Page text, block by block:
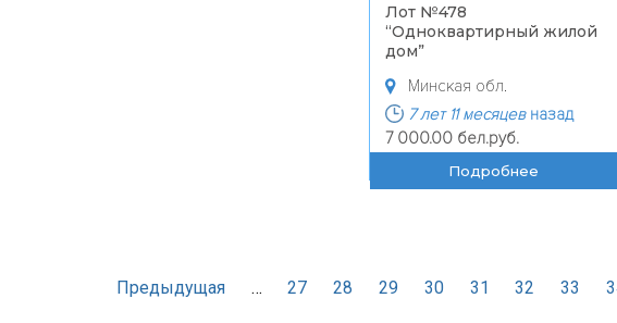
Лот №478
“Одноквартирный жилой
дом”
Минская обл.
7 лет 11 месяцевназад
7 000.00 бел.руб.
Подробнее
Предыдущая … 27 28 29 30 31 32 33